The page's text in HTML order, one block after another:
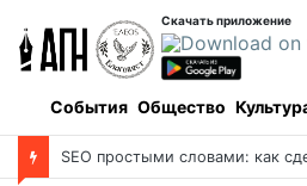
Скачать приложение
События Общество